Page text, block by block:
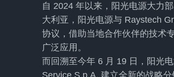
自 2024 年以来，阳光电源大力
大利亚，阳光电源与 Raystech
协议，借助当地合作伙伴的技术
广泛应用。
而回溯至今年 6 月 19 日，阳光
Service S.p.A. 建立全新的战略